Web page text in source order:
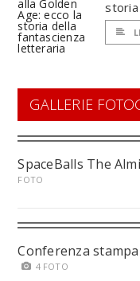
storia
GALLERIE
SpaceBalls The
FOTO
Conferenza stampa
4 FOTO